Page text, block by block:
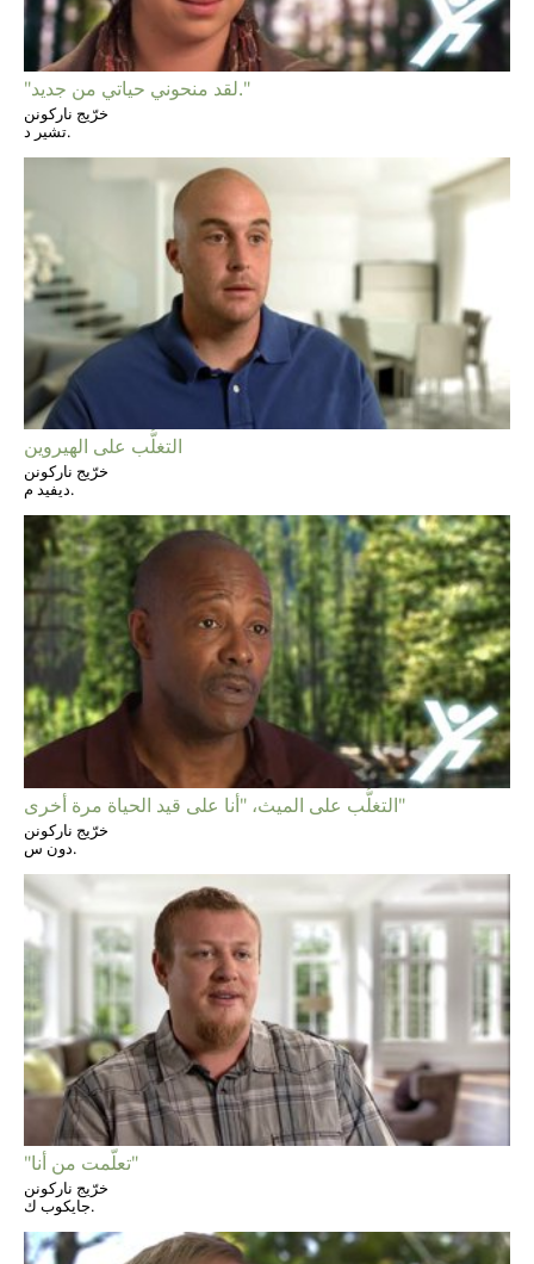
"لقد منحوني حياتي من جديد."
خرّيج ناركونن
تشير د.
التغلُّب على الهيروين
خرّيج ناركونن
ديفيد م.
التغلُّب على الميث، "أنا على قيد الحياة مرة أخرى"
خرّيج ناركونن
دون س.
"تعلّمت من أنا"
خرّيج ناركونن
جايكوب ك.